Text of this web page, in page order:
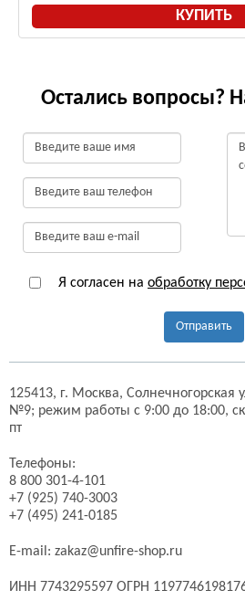
КУПИТЬ
Остались вопросы?
Я согласен на обработку
Отправить
125413, г. Москва, Солнечногорская
№9; режим работы с 9:00 до 18:00,
пт
Телефоны:
8 800 301-4-101
+7 (925) 740-3003
+7 (495) 241-0185
E-mail: zakaz@unfire-shop.ru
ИНН 7743295597 ОГРН